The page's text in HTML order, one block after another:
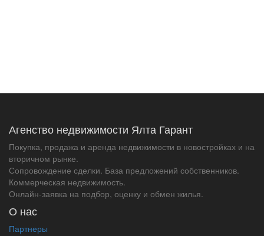
Агенство недвижимости Ялта Гарант
Покупка, продажа и аренда недвижимости в новостройках и на
вторичном рынке.
Сопровождение сделки. База предложений собственников.
Коммерческая недвижимость.
Онлайн-заявка на подбор, оценку и обмен жилья.
О нас
Партнеры